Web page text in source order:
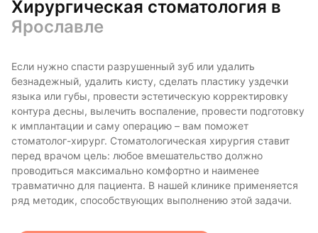
Хирургическая стоматология в
Ярославле
Если нужно спасти разрушенный зуб или удалить
безнадежный, удалить кисту, сделать пластику уздечки
языка или губы, провести эстетическую корректировку
контура десны, вылечить воспаление, провести подготовку
к имплантации и саму операцию – вам поможет
стоматолог-хирург. Стоматологическая хирургия ставит
перед врачом цель: любое вмешательство должно
проводиться максимально комфортно и наименее
травматично для пациента. В нашей клинике применяется
ряд методик, способствующих выполнению этой задачи.